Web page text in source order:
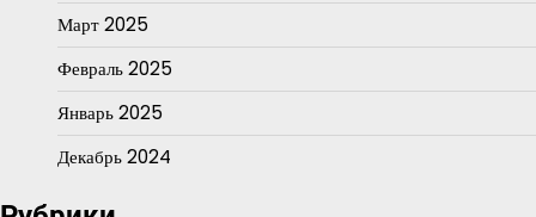
Март 2025
Февраль 2025
Январь 2025
Декабрь 2024